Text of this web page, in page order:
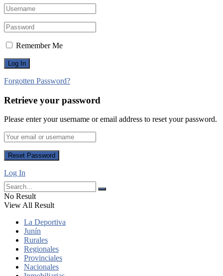
Remember Me
Forgotten Password?
Retrieve your password
Please enter your username or email address to reset your password.
Log In
No Result
View All Result
La Deportiva
Junín
Rurales
Regionales
Provinciales
Nacionales